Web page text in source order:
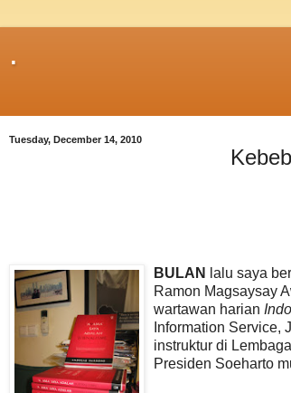
.
Tuesday, December 14, 2010
BULAN
lalu saya
Ramon Magsaysay
wartawan harian
Information Service,
instruktur di
Presiden Soeharto